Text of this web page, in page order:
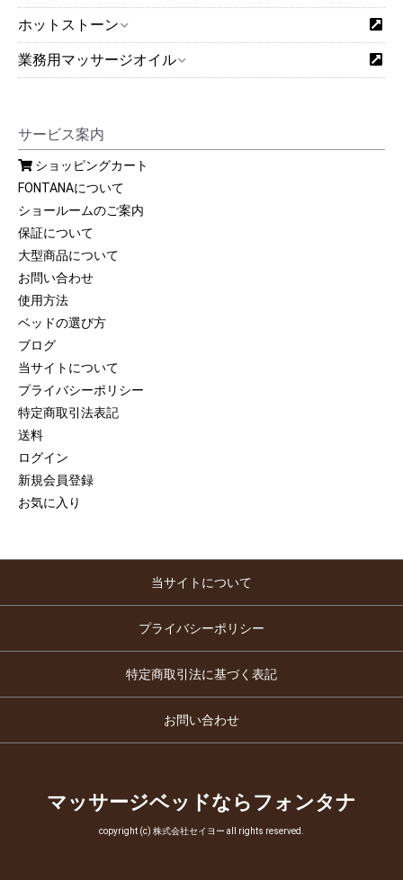
ホットストーン
業務用マッサージオイル
サービス案内
ショッピングカート
FONTANAについて
ショールームのご案内
保証について
大型商品について
お問い合わせ
使用方法
ベッドの選び方
ブログ
当サイトについて
プライバシーポリシー
特定商取引法表記
送料
ログイン
新規会員登録
お気に入り
当サイトについて
プライバシーポリシー
特定商取引法に基づく表記
お問い合わせ
マッサージベッドならフォンタナ
copyright (c) 株式会社セイヨー all rights reserved.